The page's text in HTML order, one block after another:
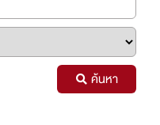
ค้นหา